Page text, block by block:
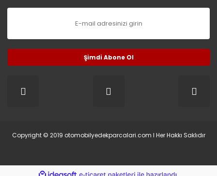
Şimdi Abone Ol
Copyright © 2019 otomobilyedekparcalari.com l Her Hakkı Saklıdır